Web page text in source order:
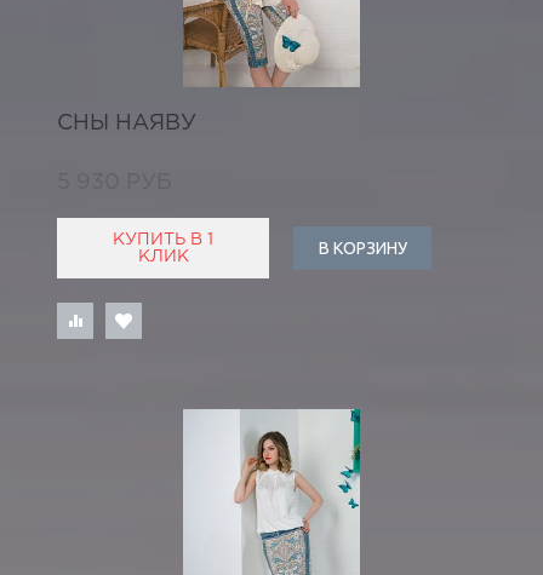
СНЫ НАЯВУ
5 930 РУБ
КУПИТЬ В 1
КЛИК
В КОРЗИНУ